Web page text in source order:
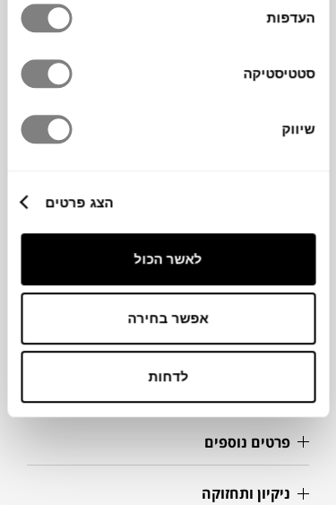
העדפות
סטטיסטיקה
שיווק
הצג פרטים
לאשר הכול
אפשר בחירה
לדחות
מבנה לפשטות צורנית. המבנה יושב על בסיס
עץ עם חיזוק מתכתי, שמעניק יציבות ועמידות.
מתהליך הייצור הידני, שהופכים כל שולחן
מידות
מידע על חומרים
פרטים נוספים
ניקיון ותחזוקה